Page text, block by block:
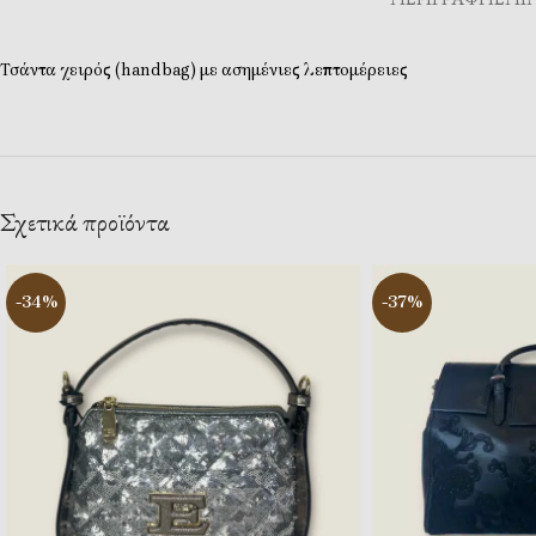
Τσάντα χειρός (handbag) με ασημένιες λεπτομέρειες
Σχετικά προϊόντα
-34% -37%